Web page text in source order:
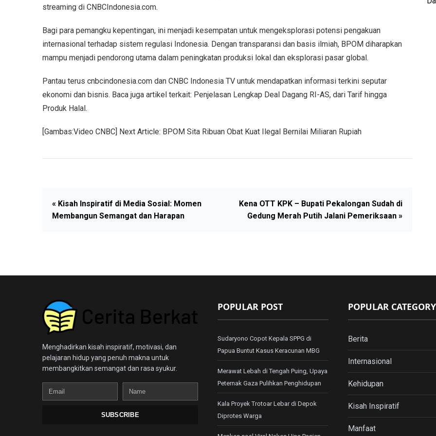
streaming di CNBCIndonesia.com.
Bagi para pemangku kepentingan, ini menjadi kesempatan untuk mengeksplorasi potensi pengakuan
internasional terhadap sistem regulasi Indonesia. Dengan transparansi dan basis ilmiah, BPOM diharapkan
mampu menjadi pendorong utama dalam peningkatan produksi lokal dan eksplorasi pasar global.
Pantau terus cnbcindonesia.com dan CNBC Indonesia TV untuk mendapatkan informasi terkini seputar
ekonomi dan bisnis. Baca juga artikel terkait: Penjelasan Lengkap Deal Dagang RI-AS, dari Tarif hingga
Produk Halal.
[Gambas:Video CNBC] Next Article: BPOM Sita Ribuan Obat Kuat Ilegal Bernilai Miliaran Rupiah
« Kisah Inspiratif di Media Sosial: Momen
Membangun Semangat dan Harapan
Kena OTT KPK – Bupati Pekalongan Sudah di
Gedung Merah Putih Jalani Pemeriksaan »
Menghadirkan kisah inspiratif, motivasi, dan
pelajaran hidup yang penuh makna untuk
membangkitkan semangat dan rasa syukur.
Email
Name
SUBSCRIBE
POPULAR POST
Sudaryono Copot Kepala SPPG di
Papua Buntut Kasus Keracunan MBG
Merawat Lebah di Tengah Puing, Upaya
Peternak Gaza Pulihkan Penghidupan
Kala Proyek Trotoar Lebar di Depok
Diprotes Warga
POPULAR CATEGORY
Berita
Internasional
Kehidupan
Kisah Inspiratif
Manfaat